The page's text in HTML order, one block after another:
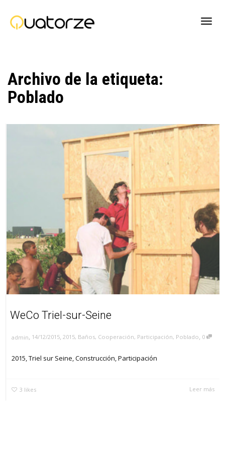
Archivo de la etiqueta:
Poblado
WeCo Triel-sur-Seine
admin, 14/12/2015, 2015, Baños, Cooperación, Participación, Poblado, 0
2015, Triel sur Seine, Construcción, Participación
3 likes Leer más